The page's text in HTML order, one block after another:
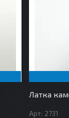
Латка
2731